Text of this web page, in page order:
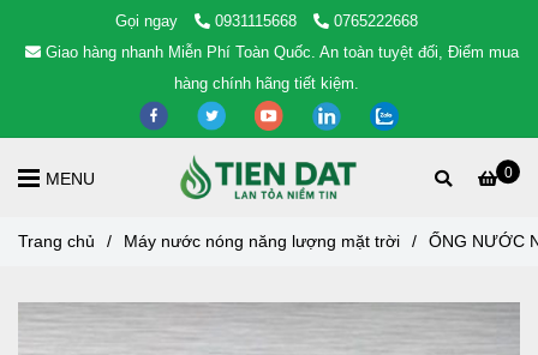
Gọi ngay 0931115668
0765222668
Giao hàng nhanh Miễn Phí Toàn Quốc. An toàn tuyệt đối, Điểm mua
hàng chính hãng tiết kiệm.
0
MENU
Trang chủ / Máy nước nóng năng lượng mặt trời / ỐNG NƯỚC